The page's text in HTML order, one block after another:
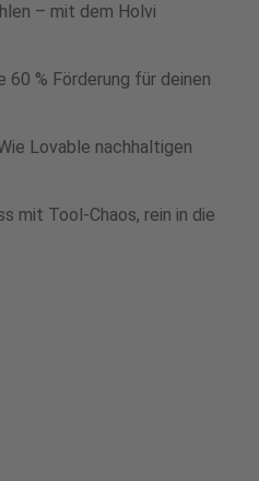
– mit dem Holvi
60 % Förderung für deinen
Lovable nachhaltigen
mit Tool-Chaos, rein in die